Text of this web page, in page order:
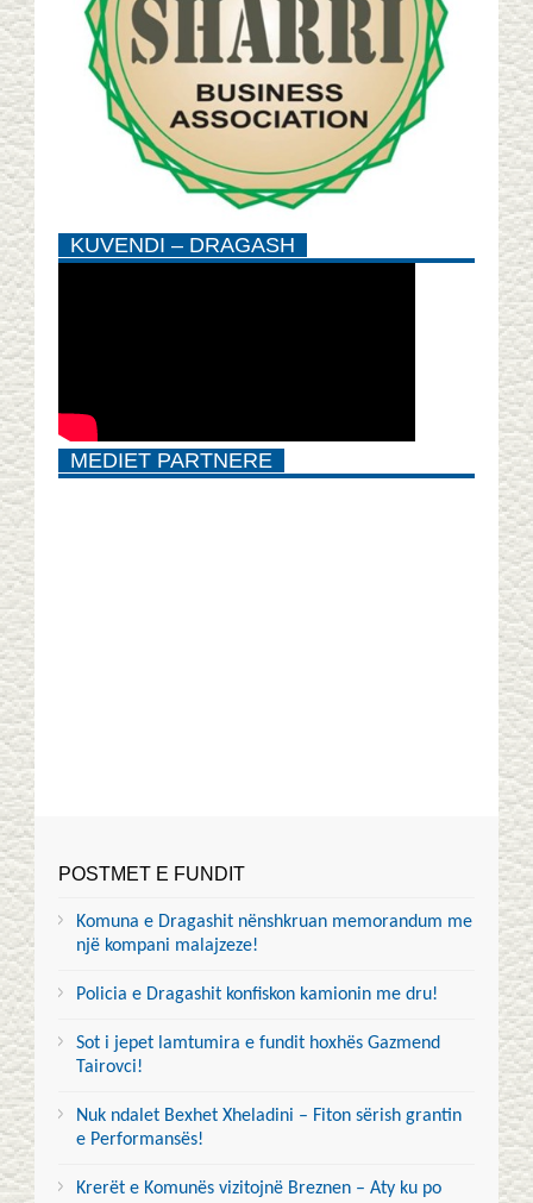
KUVENDI – DRAGASH
MEDIET PARTNERE
POSTMET E FUNDIT
Komuna e Dragashit nënshkruan memorandum me
një kompani malajzeze!
Policia e Dragashit konfiskon kamionin me dru!
Sot i jepet lamtumira e fundit hoxhës Gazmend
Tairovci!
Nuk ndalet Bexhet Xheladini – Fiton sërish grantin
e Performansës!
Krerët e Komunës vizitojnë Breznen – Aty ku po